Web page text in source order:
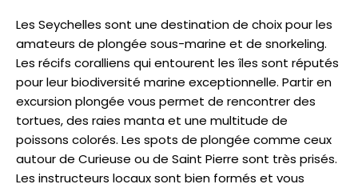
Les Seychelles sont une destination de choix pour les
amateurs de plongée sous-marine et de snorkeling.
Les récifs coralliens qui entourent les îles sont réputés
pour leur biodiversité marine exceptionnelle. Partir en
excursion plongée vous permet de rencontrer des
tortues, des raies manta et une multitude de
poissons colorés. Les spots de plongée comme ceux
autour de Curieuse ou de Saint Pierre sont très prisés.
Les instructeurs locaux sont bien formés et vous